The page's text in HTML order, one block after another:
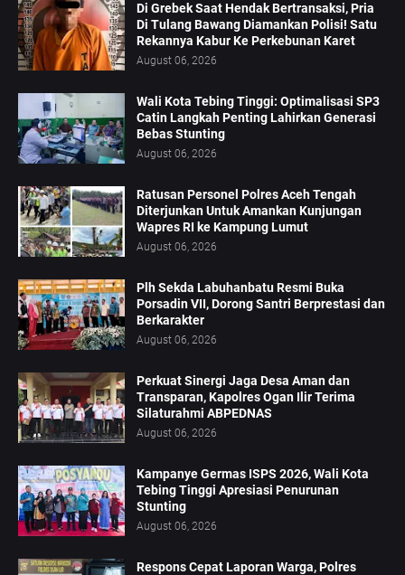
Di Grebek Saat Hendak Bertransaksi, Pria
Di Tulang Bawang Diamankan Polisi! Satu
Rekannya Kabur Ke Perkebunan Karet
August 06, 2026
Wali Kota Tebing Tinggi: Optimalisasi SP3
Catin Langkah Penting Lahirkan Generasi
Bebas Stunting
August 06, 2026
Ratusan Personel Polres Aceh Tengah
Diterjunkan Untuk Amankan Kunjungan
Wapres RI ke Kampung Lumut
August 06, 2026
Plh Sekda Labuhanbatu Resmi Buka
Porsadin VII, Dorong Santri Berprestasi dan
Berkarakter
August 06, 2026
Perkuat Sinergi Jaga Desa Aman dan
Transparan, Kapolres Ogan Ilir Terima
Silaturahmi ABPEDNAS
August 06, 2026
Kampanye Germas ISPS 2026, Wali Kota
Tebing Tinggi Apresiasi Penurunan
Stunting
August 06, 2026
Respons Cepat Laporan Warga, Polres